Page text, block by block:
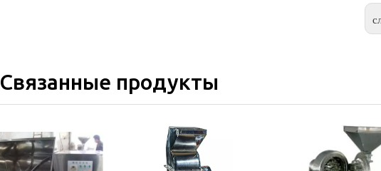
Связанные продукты